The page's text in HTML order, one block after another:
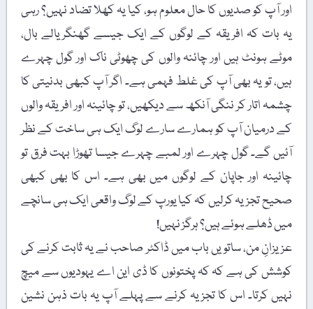
اور آپ کو صدیوں کا حال معلوم ہو، کیا یہ کھلا تضاد نہیں؟ رہی
یہ بات کہ افریقہ کے لوگوں کے ایک جیسے گھنگریالے بال،
موٹے ہونٹ ہیں اور چائنہ والوں کی چھوٹی ناک اور گول چہرے
ہیں، تو یہ بھی آپ کی غلط فہمی ہے۔ اگر آپ کبھی بدنیتی کا
چشمہ اتار کر ننگی آنکھ سے دیکھیں، تو چائینہ اور افریقہ والوں
کے درمیان آپ کو ہمارے سارے لوگ ایک ہی ساخت کے نظر
آئیں گے۔ گول چہرے اور لمبے چہرے جیسا تھوڑا بہت فرق تو
چائینہ اور جاپان کے لوگوں میں بھی ہے۔ اس کا بھی کبھی
صحیح تجزیہ کرلیں کہ کیا یورپ کے لوگ واقعی ایک ہی سانچے
میں ڈھلے ہوئے ہیں؟ ہرگز نہیں!
عزیزانِ من، ساتویں باب میں ڈاکٹر صاحب نے یہ ثابت کرنے کی
کوشش کی ہے کہ کہ پختونوں کا ڈی این اے یہودیوں سے میچ
نہیں کرتا۔ اس کا تجزیہ کرنے سے پہلے آپ یہ بات ذہن نشین